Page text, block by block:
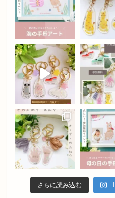
さらに読み込む